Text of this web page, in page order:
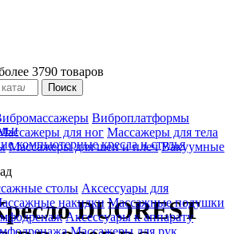
3790 товаров
Виброплатформы
для ног Массажеры для тела
Массажеры для шеи и плеч Вакуумные
столы Аксессуары для
накидки Массажные подушки
Аксессуары к аппарату
Массажеры для рук
Поиск
компьютерные кресла и стулья
DUOREST